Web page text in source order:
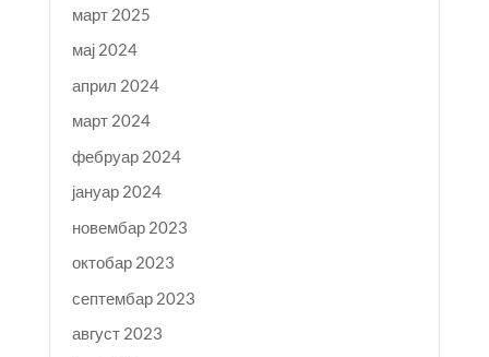
март 2025
мај 2024
април 2024
март 2024
фебруар 2024
јануар 2024
новембар 2023
октобар 2023
септембар 2023
август 2023